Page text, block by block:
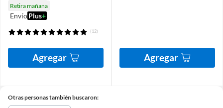
Retira mañana
EnvíoPlus+
(12)
Agregar Agregar
Otras personas también buscaron: